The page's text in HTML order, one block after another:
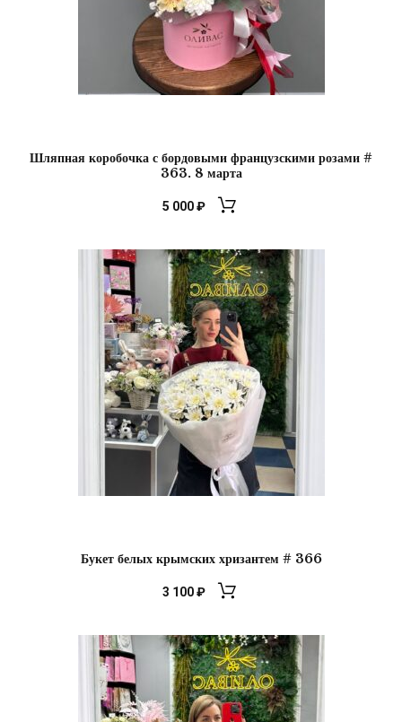
Шляпная коробочка с бордовыми французскими розами #
363. 8 марта
5 000₽
Букет белых крымских хризантем # 366
3 100₽